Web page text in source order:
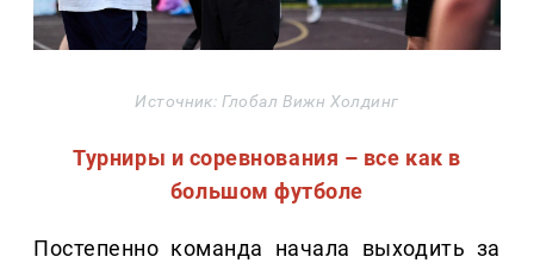
Источник: Глобал Вижн Холдинг
Турниры и соревнования – все как в
большом футболе
Постепенно команда начала выходить за